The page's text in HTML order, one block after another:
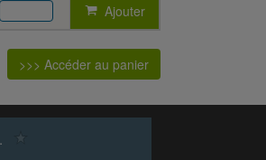
Ajouter
>>> Accéder au panier